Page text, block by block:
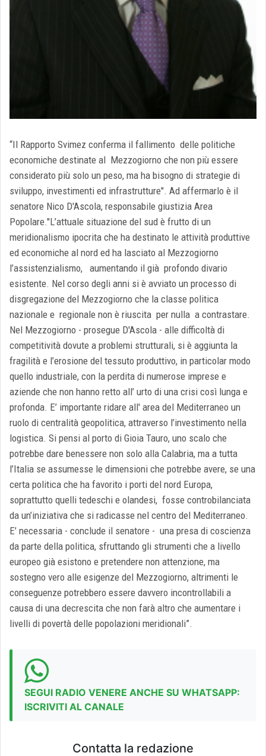
“Il Rapporto Svimez conferma il fallimento delle politiche
economiche destinate al Mezzogiorno che non più essere
considerato più solo un peso, ma ha bisogno di strategie di
sviluppo, investimenti ed infrastrutture". Ad affermarlo è il
senatore Nico D'Ascola, responsabile giustizia Area
Popolare."L’attuale situazione del sud è frutto di un
meridionalismo ipocrita che ha destinato le attività produttive
ed economiche al nord ed ha lasciato al Mezzogiorno
l’assistenzialismo, aumentando il già profondo divario
esistente. Nel corso degli anni si è avviato un processo di
disgregazione del Mezzogiorno che la classe politica
nazionale e regionale non è riuscita per nulla a contrastare.
Nel Mezzogiorno - prosegue D'Ascola - alle difficoltà di
competitività dovute a problemi strutturali, si è aggiunta la
fragilità e l’erosione del tessuto produttivo, in particolar modo
quello industriale, con la perdita di numerose imprese e
aziende che non hanno retto all’ urto di una crisi così lunga e
profonda. E’ importante ridare all' area del Mediterraneo un
ruolo di centralità geopolitica, attraverso l’investimento nella
logistica. Si pensi al porto di Gioia Tauro, uno scalo che
potrebbe dare benessere non solo alla Calabria, ma a tutta
l’Italia se assumesse le dimensioni che potrebbe avere, se una
certa politica che ha favorito i porti del nord Europa,
soprattutto quelli tedeschi e olandesi, fosse controbilanciata
da un’iniziativa che si radicasse nel centro del Mediterraneo.
E’ necessaria - conclude il senatore - una presa di coscienza
da parte della politica, sfruttando gli strumenti che a livello
europeo già esistono e pretendere non attenzione, ma
sostegno vero alle esigenze del Mezzogiorno, altrimenti le
conseguenze potrebbero essere davvero incontrollabili a
causa di una decrescita che non farà altro che aumentare i
livelli di povertà delle popolazioni meridionali”.
SEGUI RADIO VENERE ANCHE SU WHATSAPP:
ISCRIVITI AL CANALE
Contatta la redazione